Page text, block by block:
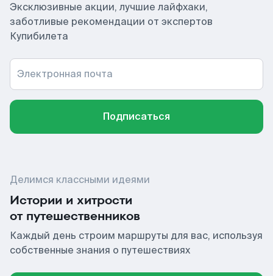
Эксклюзивные акции, лучшие лайфхаки,
заботливые рекомендации от экспертов
Купибилета
Электронная почта
Подписаться
Делимся классными идеями
Истории и хитрости
от путешественников
Каждый день строим маршруты для вас, используя
собственные знания о путешествиях